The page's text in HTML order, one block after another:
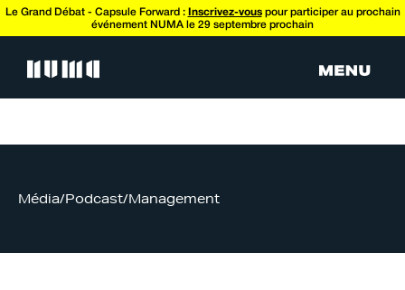
Le Grand Débat - Capsule Forward : Inscrivez-vouspour participer au prochain
événement NUMA le 29 septembre prochain
Média/Podcast/Management